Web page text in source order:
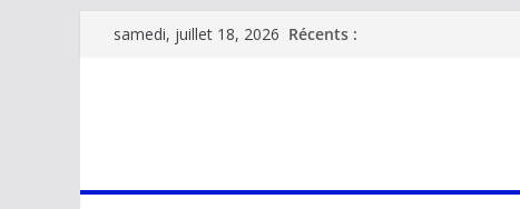
Passersamedi, juillet 18, 2026 Récents :